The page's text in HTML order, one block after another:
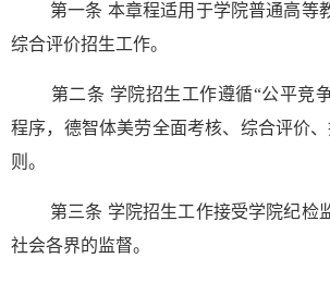
第一条 本章程适用于学院普通高等
综合评价招生工作。
第二条 学院招生工作遵循“公平竞
程序，德智体美劳全面考核、综合评价
则。
第三条 学院招生工作接受学院纪检
社会各界的监督。